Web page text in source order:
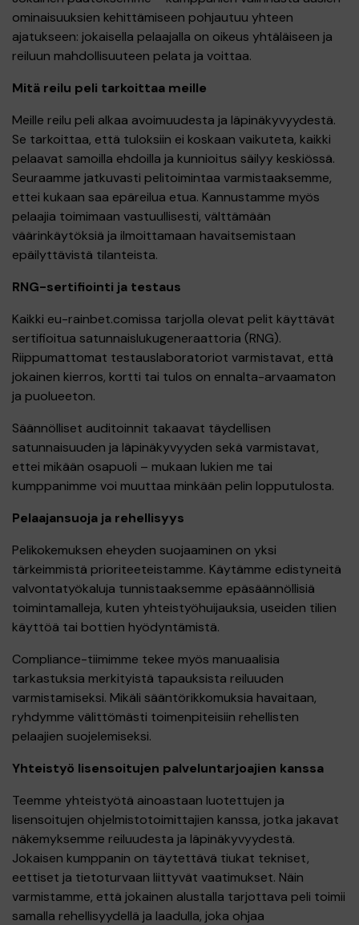
ominaisuuksien kehittämiseen pohjautuu yhteen
ajatukseen: jokaisella pelaajalla on oikeus yhtäläiseen ja
reiluun mahdollisuuteen pelata ja voittaa.
Mitä reilu peli tarkoittaa meille
Meille reilu peli alkaa avoimuudesta ja läpinäkyvyydestä.
Se tarkoittaa, että tuloksiin ei koskaan vaikuteta, kaikki
pelaavat samoilla ehdoilla ja kunnioitus säilyy keskiössä.
Seuraamme jatkuvasti pelitoimintaa varmistaaksemme,
ettei kukaan saa epäreilua etua. Kannustamme myös
pelaajia toimimaan vastuullisesti, välttämään
väärinkäytöksiä ja ilmoittamaan havaitsemistaan
epäilyttävistä tilanteista.
RNG-sertifiointi ja testaus
Kaikki eu-rainbet.comissa tarjolla olevat pelit käyttävät
sertifioitua satunnaislukugeneraattoria (RNG).
Riippumattomat testauslaboratoriot varmistavat, että
jokainen kierros, kortti tai tulos on ennalta-arvaamaton
ja puolueeton.
Säännölliset auditoinnit takaavat täydellisen
satunnaisuuden ja läpinäkyvyyden sekä varmistavat,
ettei mikään osapuoli – mukaan lukien me tai
kumppanimme voi muuttaa minkään pelin lopputulosta.
Pelaajansuoja ja rehellisyys
Pelikokemuksen eheyden suojaaminen on yksi
tärkeimmistä prioriteeteistamme. Käytämme edistyneitä
valvontatyökaluja tunnistaaksemme epäsäännöllisiä
toimintamalleja, kuten yhteistyöhuijauksia, useiden tilien
käyttöä tai bottien hyödyntämistä.
Compliance-tiimimme tekee myös manuaalisia
tarkastuksia merkityistä tapauksista reiluuden
varmistamiseksi. Mikäli sääntörikkomuksia havaitaan,
ryhdymme välittömästi toimenpiteisiin rehellisten
pelaajien suojelemiseksi.
Yhteistyö lisensoitujen palveluntarjoajien kanssa
Teemme yhteistyötä ainoastaan luotettujen ja
lisensoitujen ohjelmistotoimittajien kanssa, jotka jakavat
näkemyksemme reiluudesta ja läpinäkyvyydestä.
Jokaisen kumppanin on täytettävä tiukat tekniset,
eettiset ja tietoturvaan liittyvät vaatimukset. Näin
varmistamme, että jokainen alustalla tarjottava peli toimii
samalla rehellisyydellä ja laadulla, joka ohjaa